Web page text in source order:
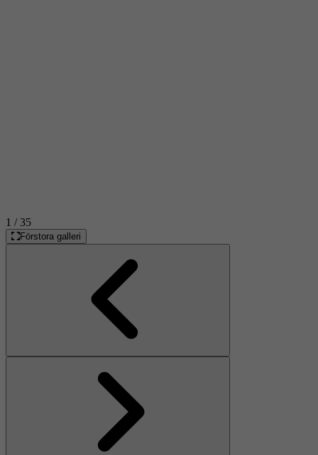
1 / 35
Förstora galleri
Föregående